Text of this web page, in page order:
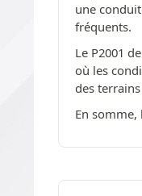
une
fréquents.
Le P2001
où les
des
En